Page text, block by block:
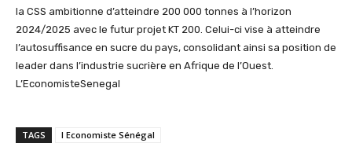
la CSS ambitionne d’atteindre 200 000 tonnes à l’horizon
2024/2025 avec le futur projet KT 200. Celui-ci vise à atteindre
l’autosuffisance en sucre du pays, consolidant ainsi sa position de
leader dans l’industrie sucrière en Afrique de l’Ouest.
L’EconomisteSenegal
TAGS l Economiste Sénégal